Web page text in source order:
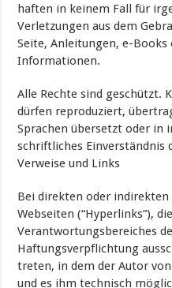
haften in keinem Fall für
Verletzungen aus dem
Seite, Anleitungen, e-
Informationen.
Alle Rechte sind geschützt.
dürfen reproduziert,
Sprachen übersetzt oder in
schriftliches Einverständnis
Verweise und Links
Bei direkten oder indirekten
Webseiten (“Hyperlinks”),
Verantwortungsbereiches
Haftungsverpflichtung
treten, in dem der Autor
und es ihm technisch